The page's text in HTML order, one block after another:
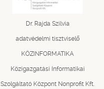
Dr. Rajda Szilvia
adatvédelmi tisztviselő
KÖZINFORMATIKA
Közigazgatási Informatikai
Szolgáltató Központ Nonprofit Kft.